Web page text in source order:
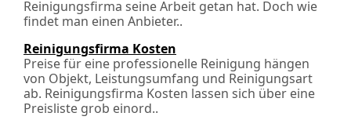
Reinigungsfirma seine Arbeit getan hat. Doch wie
findet man einen Anbieter..
Reinigungsfirma Kosten
Preise für eine professionelle Reinigung hängen
von Objekt, Leistungsumfang und Reinigungsart
ab. Reinigungsfirma Kosten lassen sich über eine
Preisliste grob einord..